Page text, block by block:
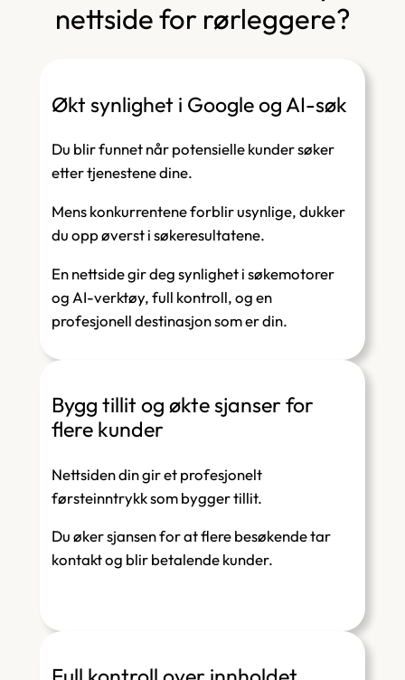
nettside for rørleggere?
Økt synlighet i Google og AI-søk
Du blir funnet når potensielle kunder søker
etter tjenestene dine.
Mens konkurrentene forblir usynlige, dukker
du opp øverst i søkeresultatene.
En nettside gir deg synlighet i søkemotorer
og AI-verktøy, full kontroll, og en
profesjonell destinasjon som erdin.
Bygg tillit og økte sjanser for
flere kunder
Nettsiden din gir et profesjonelt
førsteinntrykk som bygger tillit.
Du øker sjansen for at flere besøkende tar
kontakt og blir betalende kunder.